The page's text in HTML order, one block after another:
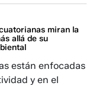
miran la
allá de su
están enfocadas
y en el